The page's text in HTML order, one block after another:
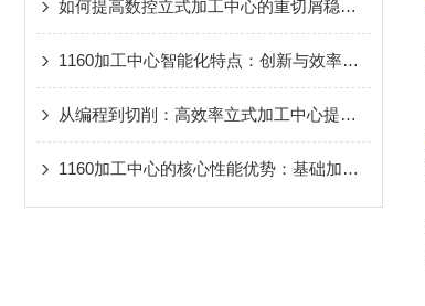
如何提高数控立式加工中心的重切屑稳定性？
1160加工中心智能化特点：创新与效率并重
从编程到切削：高效率立式加工中心提速技巧
1160加工中心的核心性能优势：基础加工能力的核心保障